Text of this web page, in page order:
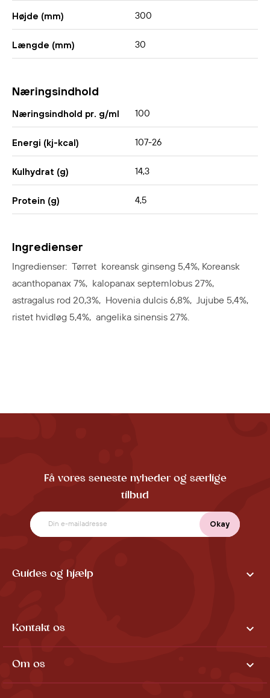
Højde (mm) 300
Længde (mm) 30
Næringsindhold
Næringsindhold pr. g/ml 100
Energi (kj-kcal) 107-26
Kulhydrat (g) 14,3
Protein (g) 4,5
Ingredienser
Ingredienser: Tørret koreansk ginseng 5,4%, Koreansk
acanthopanax 7%, kalopanax septemlobus 27%,
astragalus rod 20,3%, Hovenia dulcis 6,8%, Jujube 5,4%,
ristet hvidløg 5,4%, angelika sinensis 27%.
Få vores seneste nyheder og særlige
tilbud
Guides og hjælp 
Kontakt os 
Om os 